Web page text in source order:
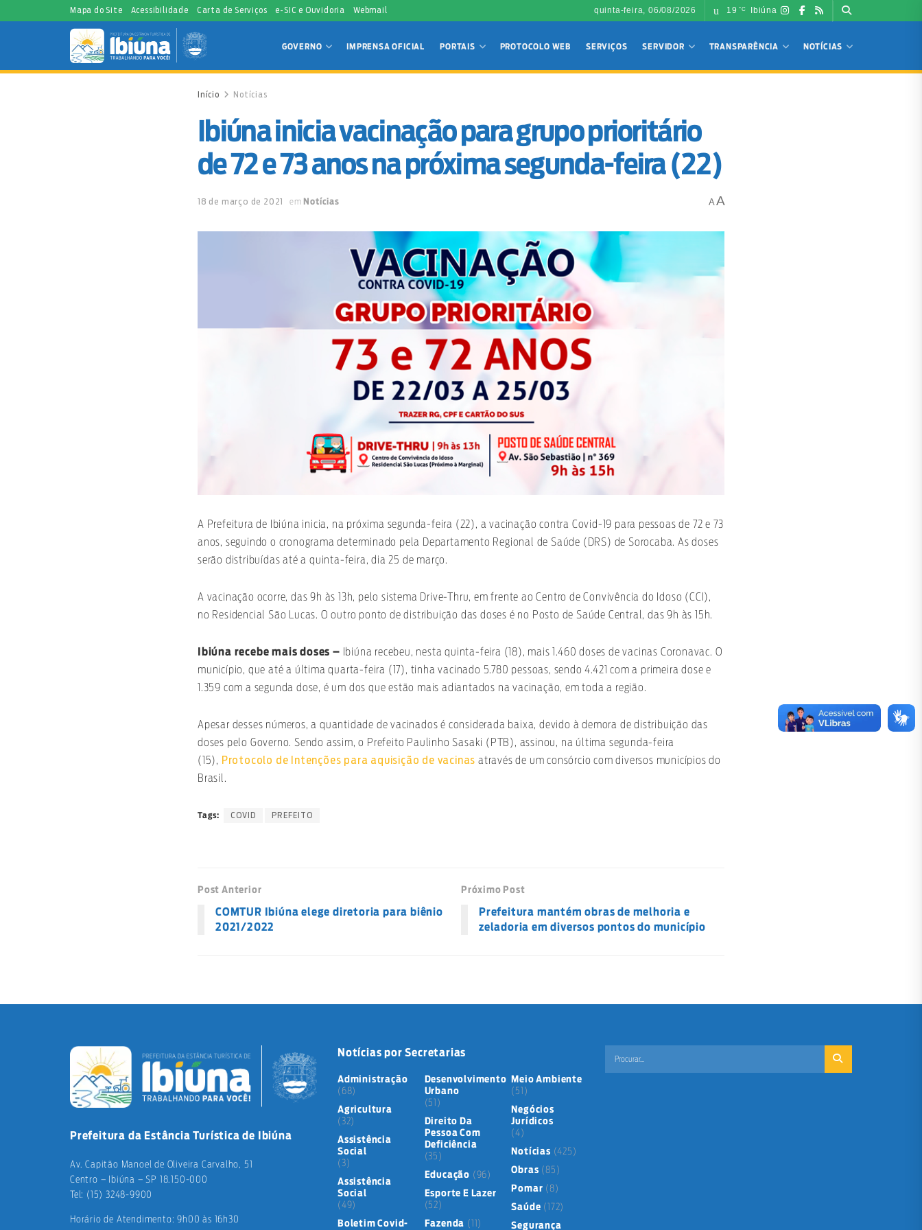
Mapa do Site Acessibilidade Carta de Serviços e-SIC e Ouvidoria Webmail quinta-feira, 06/08/2026 19 °C Ibiúna
GOVERNO IMPRENSA OFICIAL PORTAIS PROTOCOLO WEB SERVIÇOS SERVIDOR TRANSPARÊNCIA NOTÍCIAS
Início Notícias
Ibiúna inicia vacinação para grupo prioritário
de 72 e 73 anos na próxima segunda-feira (22)
18 de março de 2021 em Notícias A A
A Prefeitura de Ibiúna inicia, na próxima segunda-feira (22), a vacinação contra Covid-19 para pessoas de 72 e 73
anos, seguindo o cronograma determinado pela Departamento Regional de Saúde (DRS) de Sorocaba. As doses
serão distribuídas até a quinta-feira, dia 25 de março.
A vacinação ocorre, das 9h às 13h, pelo sistema Drive-Thru, em frente ao Centro de Convivência do Idoso (CCI),
no Residencial São Lucas. O outro ponto de distribuição das doses é no Posto de Saúde Central, das 9h às 15h.
Ibiúna recebe mais doses – Ibiúna recebeu, nesta quinta-feira (18), mais 1.460 doses de vacinas Coronavac. O
município, que até a última quarta-feira (17), tinha vacinado 5.780 pessoas, sendo 4.421 com a primeira dose e
1.359 com a segunda dose, é um dos que estão mais adiantados na vacinação, em toda a região.
Apesar desses números, a quantidade de vacinados é considerada baixa, devido à demora de distribuição das
doses pelo Governo. Sendo assim, o Prefeito Paulinho Sasaki (PTB), assinou, na última segunda-feira
(15), Protocolo de Intenções para aquisição de vacinas através de um consórcio com diversos municípios do
Brasil.
Tags: COVID PREFEITO
Post Anterior
COMTUR Ibiúna elege diretoria para biênio
2021/2022
Próximo Post
Prefeitura mantém obras de melhoria e
zeladoria em diversos pontos do município
Prefeitura da Estância Turística de Ibiúna
Av. Capitão Manoel de Oliveira Carvalho, 51
Centro – Ibiúna – SP 18.150-000
Tel: (15) 3248-9900
Horário de Atendimento: 9h00 às 16h30
Notícias por Secretarias
Administração
(68)
Agricultura
(32)
Assistência
Social
(3)
Assistência
Social
(49)
Boletim Covid-
Desenvolvimento
Urbano
(51)
Direito Da
Pessoa Com
Deficiência
(35)
Educação (96)
Esporte E Lazer
(52)
Fazenda (11)
Meio Ambiente
(51)
Negócios
Jurídicos
(4)
Notícias (425)
Obras (85)
Pomar (8)
Saúde (172)
Segurança